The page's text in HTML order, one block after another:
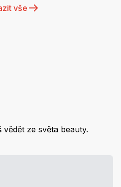
vše
ze světa beauty.